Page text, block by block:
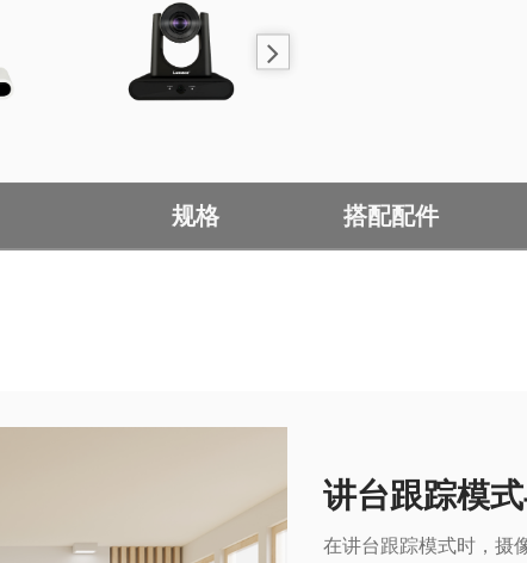
规格 搭配配件
讲台跟踪模
在讲台跟踪模式时，摄